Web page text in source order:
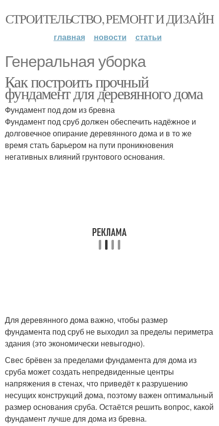
СТРОИТЕЛЬСТВО, РЕМОНТ И ДИЗАЙН
главная новости статьи
Генеральная уборка
Как построить прочный
фундамент для деревянного дома
Фундамент под дом из бревна
Фундамент под сруб должен обеспечить надёжное и
долговечное опирание деревянного дома и в то же
время стать барьером на пути проникновения
негативных влияний грунтового основания.
Для деревянного дома важно, чтобы размер
фундамента под сруб не выходил за пределы периметра
здания (это экономически невыгодно).
Свес брёвен за пределами фундамента для дома из
сруба может создать непредвиденные центры
напряжения в стенах, что приведёт к разрушению
несущих конструкций дома, поэтому важен оптимальный
размер основания сруба. Остаётся решить вопрос, какой
фундамент лучше для дома из бревна.